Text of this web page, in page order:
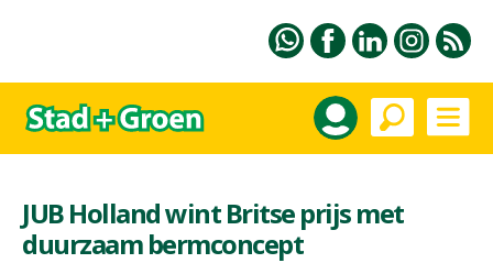
JUB Holland wint Britse prijs met
duurzaam bermconcept